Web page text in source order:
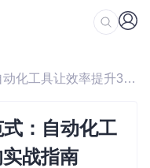
/ 5步打造智能办公新范式：自动化工具让效率提升300%的实战指南
：自动化工
战指南